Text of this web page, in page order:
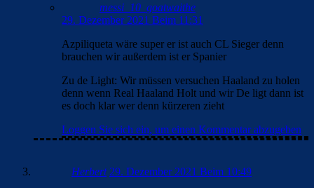
messi_10_goatwaithe
29. Dezember 2021 Beim 11:31
Azpiliqueta wäre super er ist auch CL Sieger denn
brauchen wir außerdem ist er Spanier
Zu de Light: Wir müssen versuchen Haaland zu holen
denn wenn Real Haaland Holt und wir De ligt dann ist
es doch klar wer denn kürzeren zieht
Loggen Sie sich ein, um einen Kommentar abzugeben
Herbert 29. Dezember 2021 Beim 10:49